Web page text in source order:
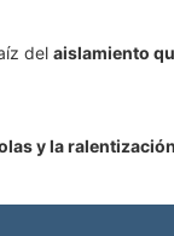
del aislamiento
y la